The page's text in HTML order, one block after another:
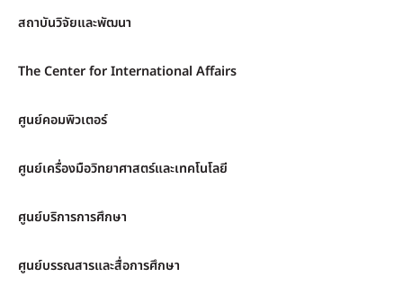
สถาบันวิจัยและพัฒนา
The Center for International Affairs
ศูนย์คอมพิวเตอร์
ศูนย์เครื่องมือวิทยาศาสตร์และเทคโนโลยี
ศูนย์บริการการศึกษา
ศูนย์บรรณสารและสื่อการศึกษา